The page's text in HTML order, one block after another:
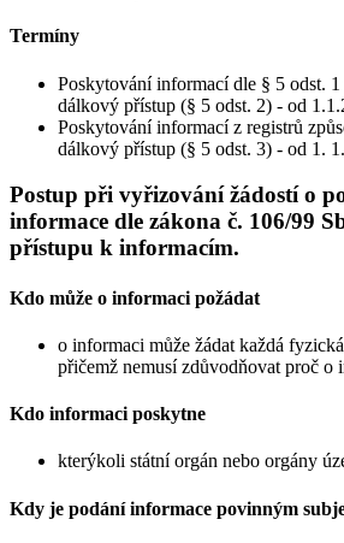
Termíny
Poskytování informací dle § 5 odst.
dálkový přístup (§ 5 odst. 2) - od
Poskytování informací z registrů
dálkový přístup (§ 5 odst. 3) - od 1.
Postup při vyřizování žádostí o
informace dle zákona č. 106/99
přístupu k informacím.
Kdo může o informaci požádat
o informaci může žádat každá
přičemž nemusí zdůvodňovat proč o
Kdo informaci poskytne
kterýkoli státní orgán nebo orgány
Kdy je podání informace povinným